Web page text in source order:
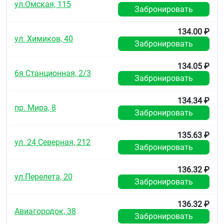
Препарат Диклофенак противопоказан детям до
18 лет.
Сообщите лечащему врачу, если Вы применяете,
недавно применяли или собираетесь применять
Особенно важно сообщить врачу о применении
Ингибиторы изофермента CYP2C9
Препараты, способные вызывать
хинолона
НПВП и глюкокортикостероиды
ул.Омская, 115
Забронировать
ул. Химиков, 40
134.00 ₽
Забронировать
6я Станционная, 2/3
134.05 ₽
Забронировать
пр. Мира, 8
134.34 ₽
Забронировать
ул. 24 Северная, 212
135.63 ₽
Забронировать
ул.Перелета, 20
136.32 ₽
Забронировать
Авиагородок, 38
136.32 ₽
Забронировать